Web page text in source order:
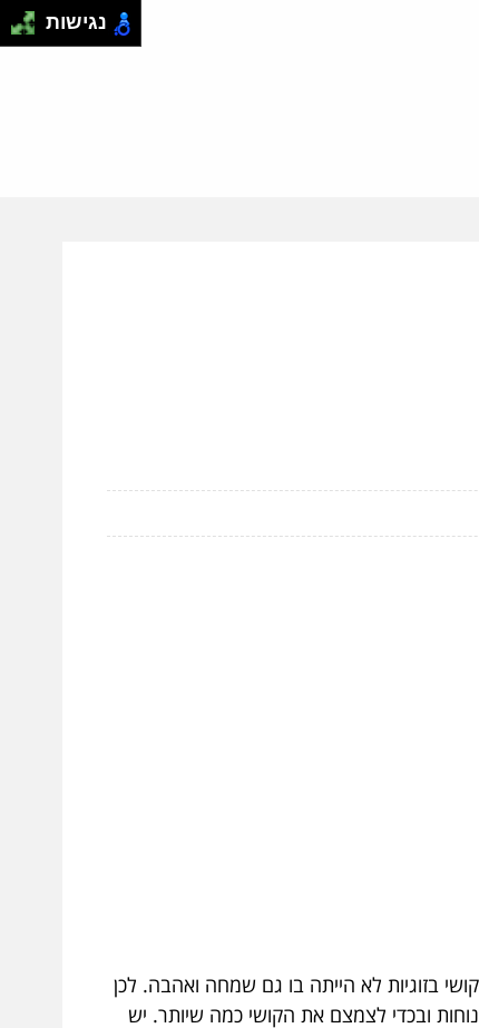
בזוגיות לא הייתה בו גם שמחה ואהבה. לכן
ובכדי לצמצם את הקושי כמה שיותר. יש
נגישות